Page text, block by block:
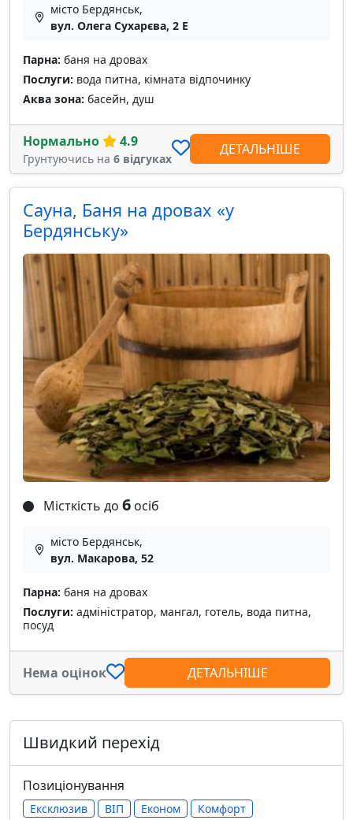
місто Бердянськ,
вул. Олега Сухарєва, 2 Е
Парна: баня на дровах
Послуги: вода питна, кімната відпочинку
Аква зона: басейн, душ
Нормально 4.9
Грунтуючись на 6 відгуках
ДЕТАЛЬНІШЕ
Сауна, Баня на дровах «у
Бердянську»
Місткість до 6 осіб
місто Бердянськ,
вул. Макарова, 52
Парна: баня на дровах
Послуги: адміністратор, мангал, готель, вода питна,
посуд
Нема оцінок ДЕТАЛЬНІШЕ
Швидкий перехід
Позиціонування
Ексклюзив ВІП Економ Комфорт